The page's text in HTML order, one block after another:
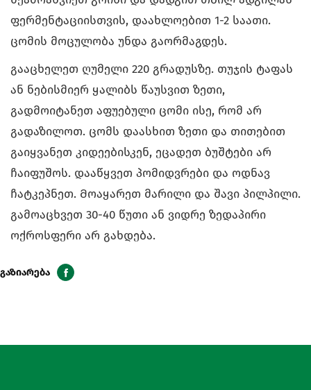
ფერმენტაციისთვის, დაახლოებით 1-2 საათი.
ცომის მოცულობა უნდა გაორმაგდეს.
გააცხელეთ ღუმელი 220 გრადუსზე. თუჯის ტაფას
ან ნებისმიერ ყალიბს წაუსვით ზეთი,
გადმოიტანეთ აფუებული ცომი ისე, რომ არ
გადაზილოთ. ცომს დაასხით ზეთი და თითებით
გაიყვანეთ კიდეებისკენ, ეცადეთ ბუშტები არ
ჩაიფუშოს. დააწყვეთ პომიდვრები და ოდნავ
ჩატკეპნეთ. Მოაყარეთ მარილი და შავი პილპილი.
გამოაცხვეთ 30-40 წუთი ან ვიდრე ზედაპირი
ოქროსფერი არ გახდება.
გაზიარება